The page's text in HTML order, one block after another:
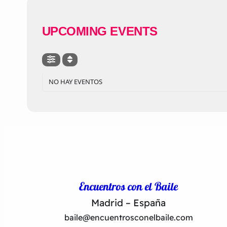
UPCOMING EVENTS
NO HAY EVENTOS
Encuentros con el Baile
Madrid – España
baile@encuentrosconelbaile.com